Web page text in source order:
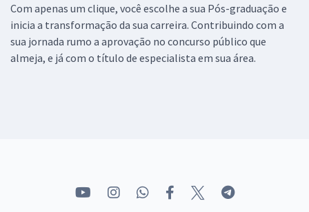
Com apenas um clique, você escolhe a sua Pós-graduação e
inicia a transformação da sua carreira. Contribuindo com a
sua jornada rumo a aprovação no concurso público que
almeja, e já com o título de especialista em sua área.